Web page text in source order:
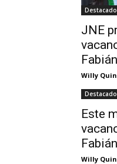
JNE
Fabián
Willy
Este
Fabián
Willy